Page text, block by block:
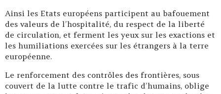
Ainsi les Etats européens participent au bafouement
des valeurs de l’hospitalité, du respect de la liberté
de circulation, et ferment les yeux sur les exactions et
les humiliations exercées sur les étrangers à la terre
européenne.
Le renforcement des contrôles des frontières, sous
couvert de la lutte contre le trafic d’humains, oblige